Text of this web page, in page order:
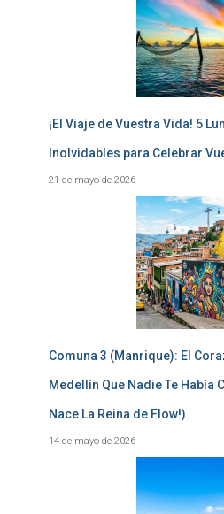
¡El Viaje de Vuestra Vida! 5
Inolvidables para Celebrar
21 de mayo de 2026
Comuna 3 (Manrique): El
Medellín Que Nadie Te Había
Nace La Reina de Flow!)
14 de mayo de 2026